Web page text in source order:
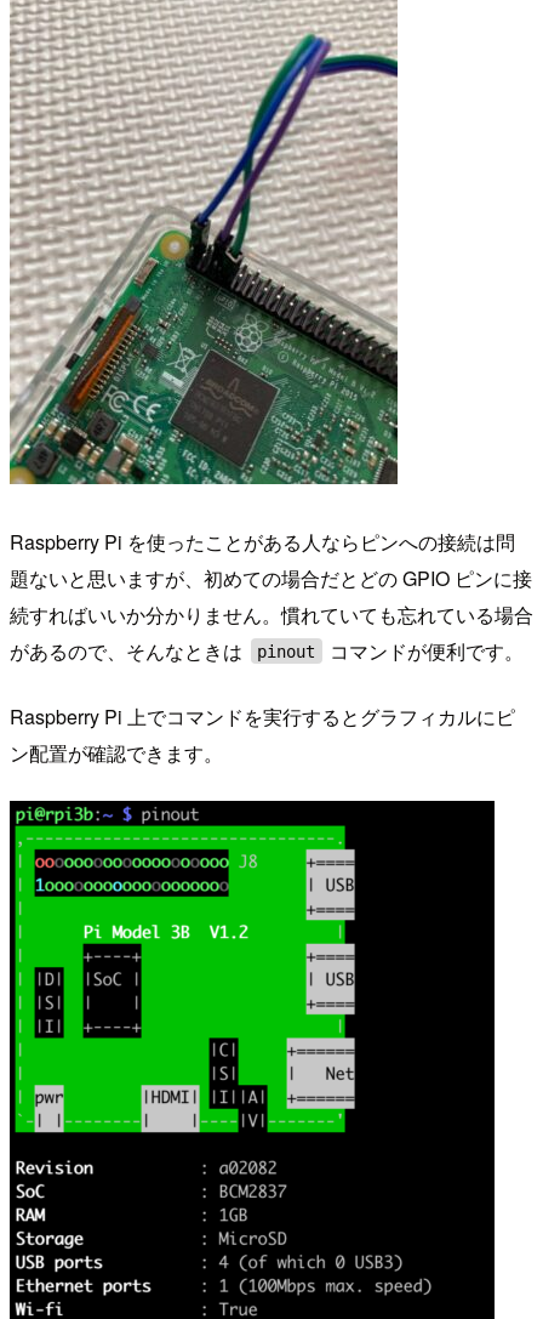
Raspberry Pi を使ったことがある人ならピンへの接続は問
題ないと思いますが、初めての場合だとどの GPIO ピンに接
続すればいいか分かりません。慣れていても忘れている場合
があるので、そんなときは
pinout コマンドが便利です。
Raspberry Pi 上でコマンドを実行するとグラフィカルにピ
ン配置が確認できます。